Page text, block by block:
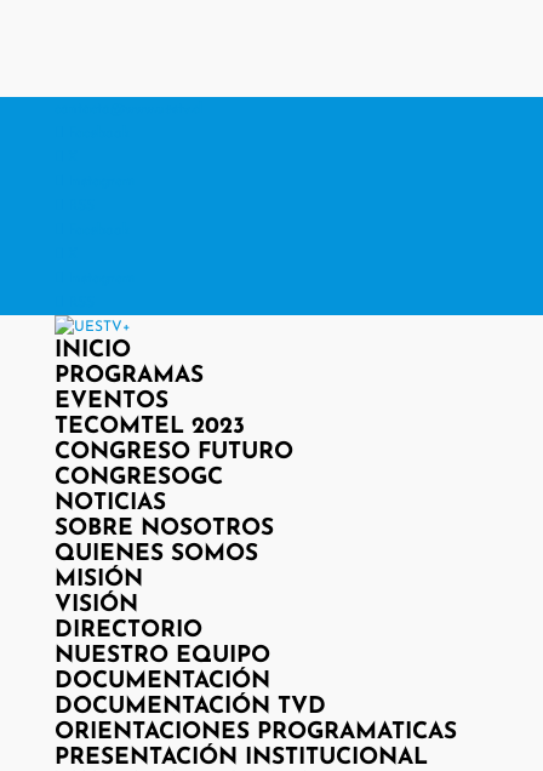
INICIO
PROGRAMAS
EVENTOS
TECOMTEL 2023
CONGRESO FUTURO
CONGRESOGC
NOTICIAS
SOBRE NOSOTROS
QUIENES SOMOS
MISIÓN
VISIÓN
DIRECTORIO
NUESTRO EQUIPO
DOCUMENTACIÓN
DOCUMENTACIÓN TVD
ORIENTACIONES PROGRAMATICAS
PRESENTACIÓN INSTITUCIONAL